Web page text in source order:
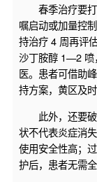
春季治疗要打
嘱启动或加量控
持治疗 4 周再评
沙丁胺醇 1—2 喷
医。患者可借助
持方案，黄区及
此外，还要破
状不代表炎症消
使用安全性高；
护后，患者无需